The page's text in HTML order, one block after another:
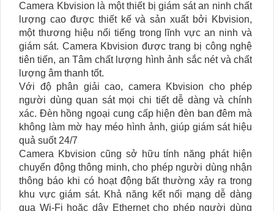
Camera Kbvision là một thiết bị giám sát an ninh chất
lượng cao được thiết kế và sản xuất bởi Kbvision,
một thương hiệu nổi tiếng trong lĩnh vực an ninh và
giám sát. Camera Kbvision được trang bị công nghệ
tiên tiến, an Tâm chất lượng hình ảnh sắc nét và chất
lượng âm thanh tốt.
Với độ phân giải cao, camera Kbvision cho phép
người dùng quan sát mọi chi tiết dễ dàng và chính
xác. Đèn hồng ngoại cung cấp hiện đèn ban đêm mà
không làm mờ hay méo hình ảnh, giúp giám sát hiệu
quả suốt 24/7
Camera Kbvision cũng sở hữu tính năng phát hiện
chuyển động thông minh, cho phép người dùng nhận
thông báo khi có hoạt động bất thường xảy ra trong
khu vực giám sát. Khả năng kết nối mạng dễ dàng
qua Wi-Fi hoặc dây Ethernet cho phép người dùng